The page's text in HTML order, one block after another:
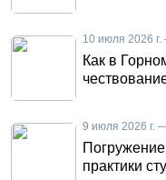
10 июля 2026
Как в
9 июля 2026 г.
практики